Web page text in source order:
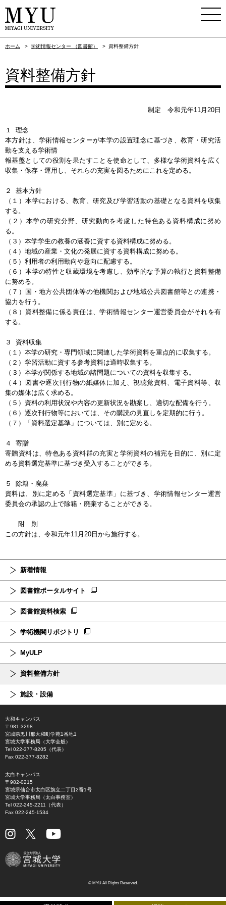
ホーム > 学術情報センター （図書館） > 資料整備方針
資料整備方針
制定 令和元年11月20日
１ 理念
本方針は、学術情報センターが本学の設置理念に基づき、教育・研究活
動を支える学術情
報基盤としての役割を果たすことを使命として、多様な学術資料を広く
収集・保存・運用し、それらの充実を図るためにこれを定める。
２ 基本方針
（１）本学における、教育、研究及び学習活動の基礎となる資料を収集
する。
（２）本学の研究分野、研究動向を考慮した特色ある資料構成に努め
る。
（３）本学学生の教養の涵養に資する資料構成に努める。
（４）地域の産業・文化の発展に資する資料構成に努める。
（５）利用者の利用動向や意向に配慮する。
（６）本学の特性と収蔵環境を考慮し、効率的な予算の執行と資料整備
に努める。
（７）国・地方公共団体等の他機関および地域公共図書館等との連携・
協力を行う。
（８）資料整備に係る責任は、学術情報センター運営委員会がそれを有
する。
３ 資料収集
（１）本学の研究・専門領域に関連した学術資料を重点的に収集する。
（２）学習活動に資する参考資料は適時収集する。
（３）本学が関係する地域の諸問題についての資料を収集する。
（４）図書や逐次刊行物の紙媒体に加え、視聴覚資料、電子資料等、収
集の媒体は広く求める。
（５）資料の利用状況や内容の更新状況を勘案し、適切な配備を行う。
（６）逐次刊行物等においては、その購読の見直しを定期的に行う。
（７）「資料選定基準」については、別に定める。
４ 寄贈
寄贈資料は、特色ある資料群の充実と学術資料の補完を目的に、別に定
める資料選定基準に基づき受入することができる。
５ 除籍・廃棄
資料は、別に定める「資料選定基準」に基づき、学術情報センター運営
委員会の承認の上で除籍・廃棄することができる。
附 則
この方針は、令和元年11月20日から施行する。
新着情報
図書館ポータルサイト
図書館資料検索
学術機関リポジトリ
MyULP
資料整備方針
施設・設備
大和キャンパス
〒981-3298
宮城県黒川郡大和町学苑1番地1
宮城大学事務局（大学全般）
Tel 022-377-8205（代表）
Fax 022-377-8282
太白キャンパス
〒982-0215
宮城県仙台市太白区旗立二丁目2番1号
宮城大学事務局（太白事務室）
Tel 022-245-2211（代表）
Fax 022-245-1534
© MYU All Rights Reserved.